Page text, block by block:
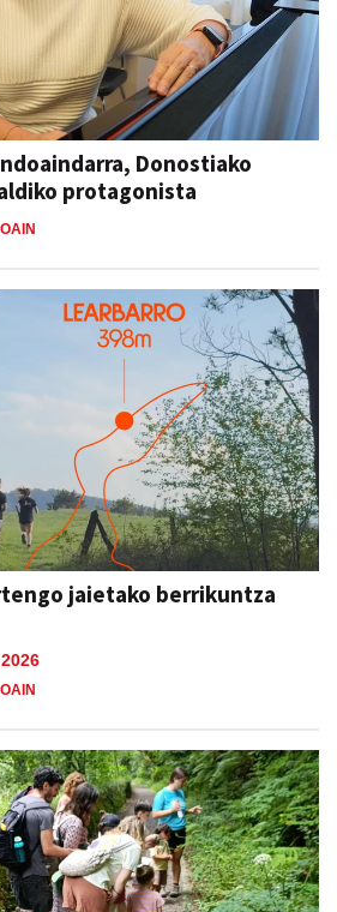
Donostiako
protagonista
jaietako berrikuntza